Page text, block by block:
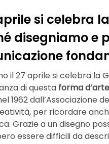
si celebra
disegniamo e
il 27 aprile si celebra la
di questa formad’arte
1962 dall’Associazione
per ricordare
Grazie a un disegno
essere difficili da